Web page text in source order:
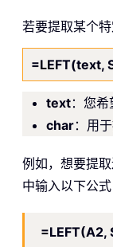
若要提取某个
=LEFT(text,
text：您希
char：用
例如，想要提
中输入以下公式
=LEFT(A2,